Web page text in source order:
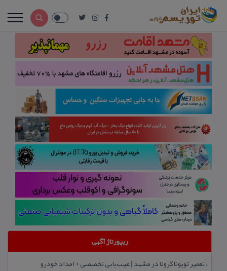
ریپورتاژ آگهی
:: تعمیر تویوتا كرولا در مشهد | عیب‌یابی تخصصی + امداد خودرو